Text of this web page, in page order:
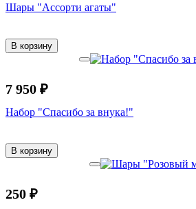
Шары "Ассорти агаты"
В корзину
7 950 ₽
Набор "Спасибо за внука!"
В корзину
250 ₽